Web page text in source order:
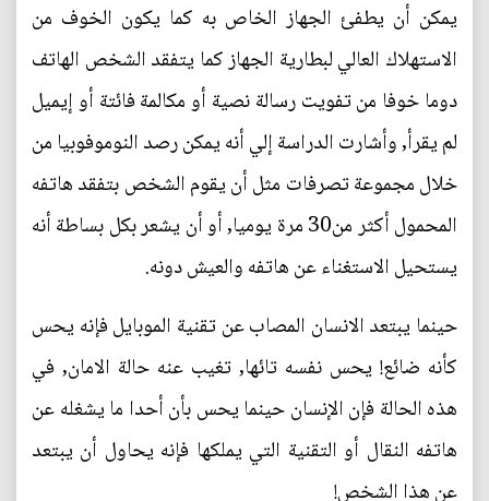
يمكن أن يطفئ الجهاز الخاص به كما يكون الخوف من
الاستهلاك العالي لبطارية الجهاز كما يتفقد الشخص الهاتف
دوما خوفا من تفويت رسالة نصية أو مكالمة فائتة أو إيميل
لم يقرأ, وأشارت الدراسة إلي أنه يمكن رصد النوموفوبيا من
خلال مجموعة تصرفات مثل أن يقوم الشخص بتفقد هاتفه
المحمول أكثر من30 مرة يوميا, أو أن يشعر بكل بساطة أنه
يستحيل الاستغناء عن هاتفه والعيش دونه.
حينما يبتعد الانسان المصاب عن تقنية الموبايل فإنه يحس
كأنه ضائع! يحس نفسه تائها, تغيب عنه حالة الامان, في
هذه الحالة فإن الإنسان حينما يحس بأن أحدا ما يشغله عن
هاتفه النقال أو التقنية التي يملكها فإنه يحاول أن يبتعد
عن هذا الشخص!